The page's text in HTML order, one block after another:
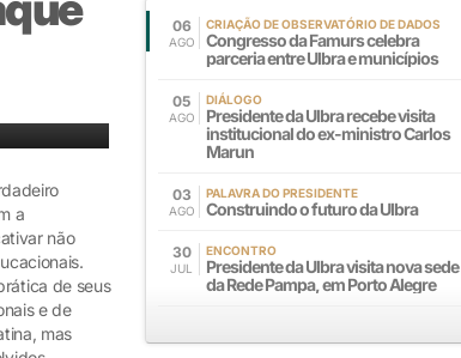
a
não
de seus
e de
mas
06
AGO
CRIAÇÃO DE OBSERVATÓRIO DE DADOS
Congresso da Famurs celebra
parceria entre Ulbra e municípios
05
AGO
DIÁLOGO
Presidente da Ulbra recebe visita
institucional do ex-ministro Carlos
Marun
03
AGO
PALAVRA DO PRESIDENTE
Construindo o futuro da Ulbra
30
JUL
ENCONTRO
Presidente da Ulbra visita nova sede
da Rede Pampa, em Porto Alegre